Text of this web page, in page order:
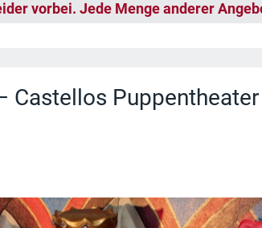
vorbei. Jede Menge anderer
Castellos Puppentheater